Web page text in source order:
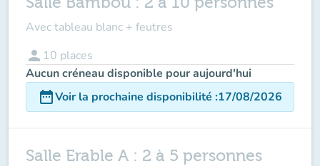
Avec tableau blanc + feutres
person 10 places
Aucun créneau disponible pour aujourd'hui
date_rangeVoir la prochaine disponibilité :17/08/2026
Salle Erable A : 2 à 5 personnes